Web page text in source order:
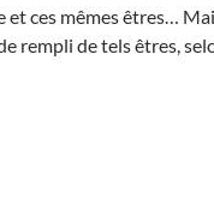
et ces mêmes êtres…
rempli de tels êtres,